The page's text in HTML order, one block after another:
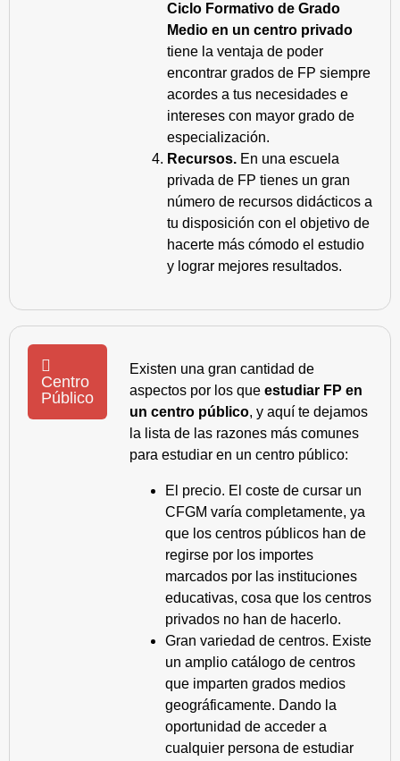
Ciclo Formativo de Grado
Medio en un centro privado
tiene la ventaja de poder
encontrar grados de FP siempre
acordes a tus necesidades e
intereses con mayor grado de
especialización.
Recursos. En una escuela
privada de FP tienes un gran
número de recursos didácticos a
tu disposición con el objetivo de
hacerte más cómodo el estudio
y lograr mejores resultados.
Centro
Público
Existen una gran cantidad de
aspectos por los que estudiar FP en
un centro público, y aquí te dejamos
la lista de las razones más comunes
para estudiar en un centro público:
El precio. El coste de cursar un
CFGM varía completamente, ya
que los centros públicos han de
regirse por los importes
marcados por las instituciones
educativas, cosa que los centros
privados no han de hacerlo.
Gran variedad de centros. Existe
un amplio catálogo de centros
que imparten grados medios
geográficamente. Dando la
oportunidad de acceder a
cualquier persona de estudiar